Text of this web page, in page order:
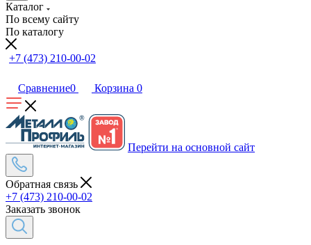
Каталог
По всему сайту
По каталогу
+7 (473) 210-00-02
Сравнение0 Корзина 0
Перейти на основной сайт
Обратная связь
+7 (473) 210-00-02
Заказать звонок